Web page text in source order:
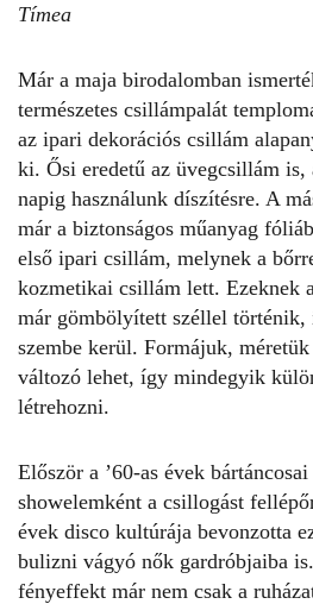
Tímea
Már a maja birodalomban
természetes csillámpalát
az ipari dekorációs csillám
ki. Ősi eredetű az üvegcsillám is,
napig használunk díszítésre. A
már a biztonságos műanyag
első ipari csillám, melynek a
kozmetikai csillám lett. Ezeknek
már gömbölyített széllel történik,
szembe kerül. Formájuk,
változó lehet, így mindegyik
létrehozni.
Először a ’60-as évek
showelemként a csillogást
évek disco kultúrája bevonzotta
bulizni vágyó nők gardróbjaiba
fényeffekt már nem csak a